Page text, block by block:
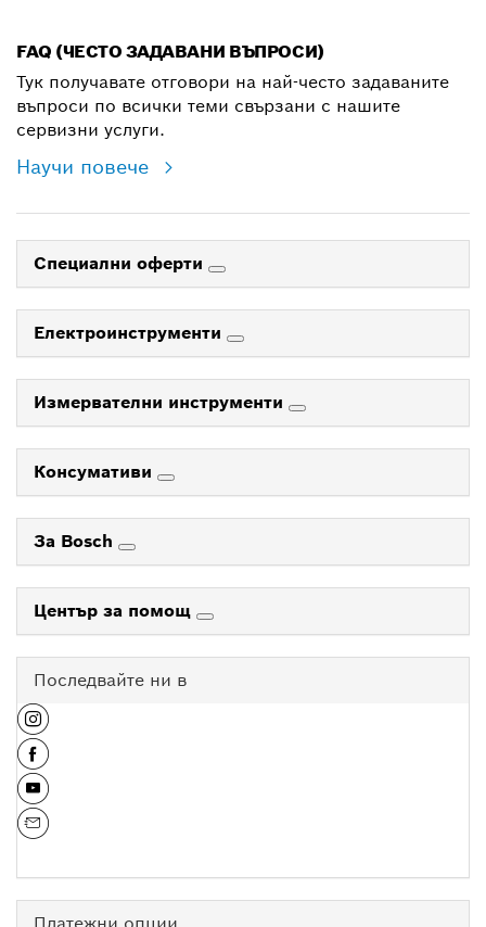
FAQ (ЧЕСТО ЗАДАВАНИ ВЪПРОСИ)
Тук получавате отговори на най-често задаваните
въпроси по всички теми свързани с нашите
сервизни услуги.
Научи повече
Специални оферти
Електроинструменти
Измервателни инструменти
Консумативи
За Bosch
Център за помощ
Последвайте ни в